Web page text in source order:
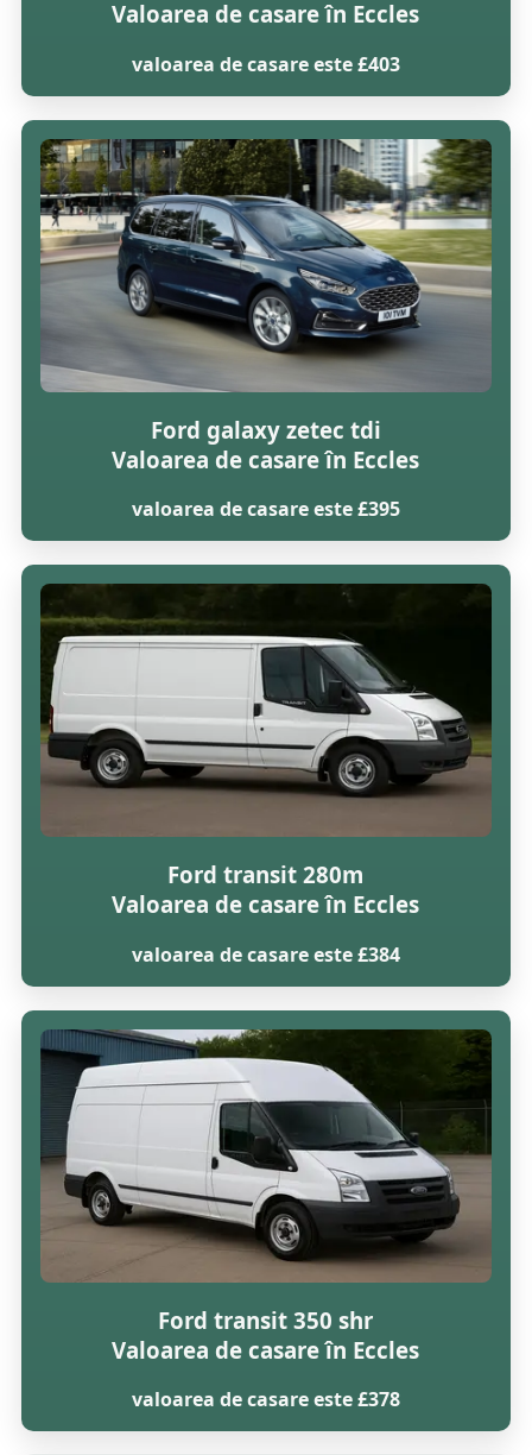
Valoarea de casare în Eccles
valoarea de casare este £403
Ford galaxy zetec tdi
Valoarea de casare în Eccles
valoarea de casare este £395
Ford transit 280m
Valoarea de casare în Eccles
valoarea de casare este £384
Ford transit 350 shr
Valoarea de casare în Eccles
valoarea de casare este £378